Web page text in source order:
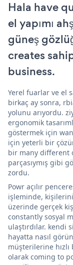
Hala have
el yapımı
güneş
creates
business.
Yerel fuarlar ve el
birkaç ay sonra,
yolunu arıyordu.
ergonomik
göstermek için
için yeterli bir
bir many different
parçasıymış gibi
zordu.
Powr açılır
işleminde,
üzerinde gerçek
constantly sosyal
ulaştırdılar.
hayatta nasıl
müşterilerine
olarak coming to